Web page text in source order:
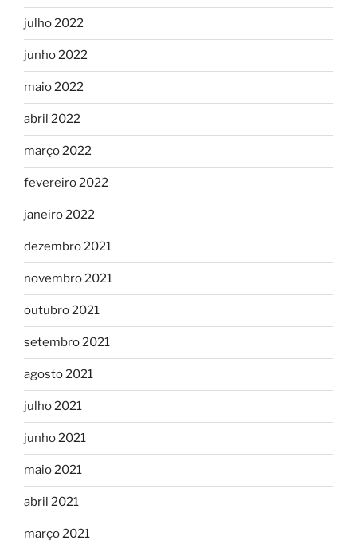
julho 2022
junho 2022
maio 2022
abril 2022
março 2022
fevereiro 2022
janeiro 2022
dezembro 2021
novembro 2021
outubro 2021
setembro 2021
agosto 2021
julho 2021
junho 2021
maio 2021
abril 2021
março 2021